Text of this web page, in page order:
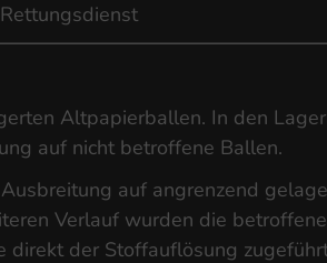
Altpapierballen. In den
auf nicht betroffene Ballen.
auf angrenzend
Verlauf wurden die
der Stoffauflösung